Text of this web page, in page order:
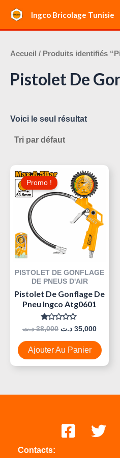
contenu
Ingco Bricolage Tunisie
Accueil / Produits identifiés
Pistolet De
Voici le seul résultat
Promo !
PISTOLET DE GONFLAGE
DE PNEUS D'AIR
Pistolet De Gonflage De
Pneu Ingco Atg0601
Note
0
Sur
5
38,000 د.ت
Prix
Initial
Était :
35,000 د.ت
Prix
Actuel
Ajouter Au Panier
Contacts: